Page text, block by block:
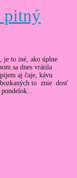
pitný
je to iné, ako úplne
sa dnes vrátila
aj čaje, kávu
to znie dosť